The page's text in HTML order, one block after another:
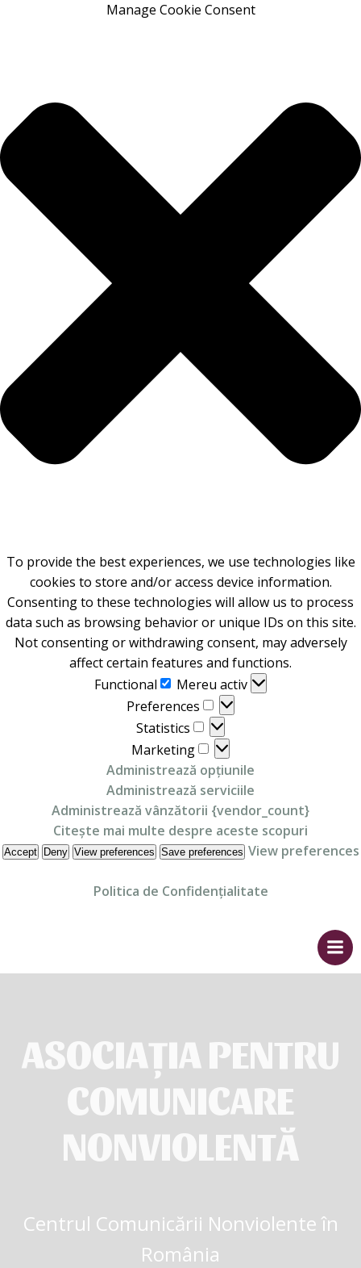
Manage Cookie Consent
To provide the best experiences, we use technologies like
cookies to store and/or access device information.
Consenting to these technologies will allow us to process
data such as browsing behavior or unique IDs on this site.
Not consenting or withdrawing consent, may adversely
affect certain features and functions.
Functional
Functional
Mereu activ
Preferences
Preferences
Statistics
Statistics
Marketing
Marketing
Administrează opțiunile
Administrează serviciile
Administrează vânzătorii {vendor_count}
Citește mai multe despre aceste scopuri
Accept Deny View preferences Save preferences View preferences
Politica de Confidențialitate
content
ASOCIAȚIA PENTRU
COMUNICARE
NONVIOLENTĂ
Centrul Comunicării Nonviolente în
România